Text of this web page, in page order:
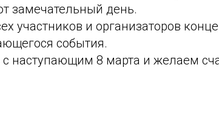
замечательный день.
участников и организаторов
события.
наступающим 8 марта и желаем